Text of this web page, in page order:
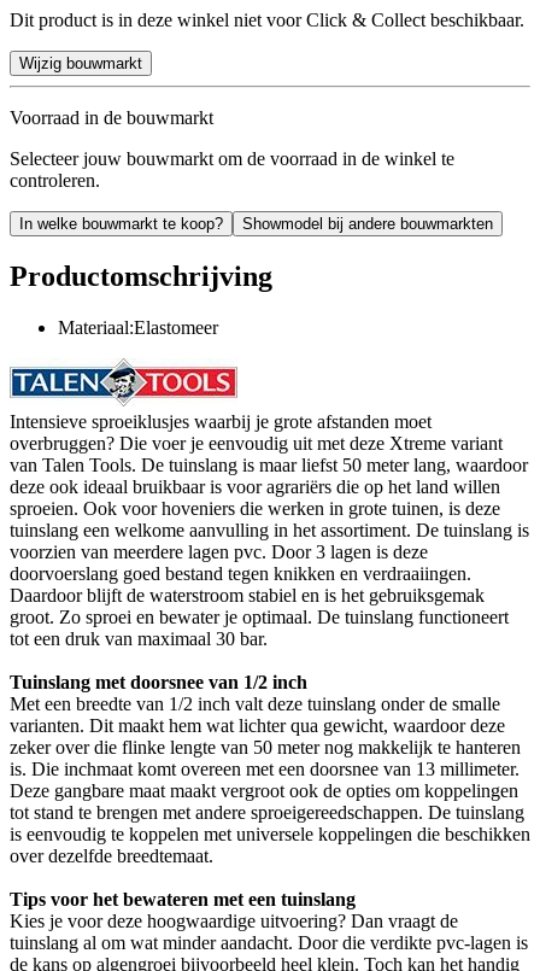
Dit product is in deze winkel niet voor Click & Collect beschikbaar.
Wijzig bouwmarkt
Voorraad in de bouwmarkt
Selecteer jouw bouwmarkt om de voorraad in de winkel te
controleren.
In welke bouwmarkt te koop? Showmodel bij andere bouwmarkten
Productomschrijving
Materiaal:Elastomeer
Intensieve sproeiklusjes waarbij je grote afstanden moet
overbruggen? Die voer je eenvoudig uit met deze Xtreme variant
van Talen Tools. De tuinslang is maar liefst 50 meter lang, waardoor
deze ook ideaal bruikbaar is voor agrariërs die op het land willen
sproeien. Ook voor hoveniers die werken in grote tuinen, is deze
tuinslang een welkome aanvulling in het assortiment. De tuinslang is
voorzien van meerdere lagen pvc. Door 3 lagen is deze
doorvoerslang goed bestand tegen knikken en verdraaiingen.
Daardoor blijft de waterstroom stabiel en is het gebruiksgemak
groot. Zo sproei en bewater je optimaal. De tuinslang functioneert
tot een druk van maximaal 30 bar.
Tuinslang met doorsnee van 1/2 inch
Met een breedte van 1/2 inch valt deze tuinslang onder de smalle
varianten. Dit maakt hem wat lichter qua gewicht, waardoor deze
zeker over die flinke lengte van 50 meter nog makkelijk te hanteren
is. Die inchmaat komt overeen met een doorsnee van 13 millimeter.
Deze gangbare maat maakt vergroot ook de opties om koppelingen
tot stand te brengen met andere sproeigereedschappen. De tuinslang
is eenvoudig te koppelen met universele koppelingen die beschikken
over dezelfde breedtemaat.
Tips voor het bewateren met een tuinslang
Kies je voor deze hoogwaardige uitvoering? Dan vraagt de
tuinslang al om wat minder aandacht. Door die verdikte pvc-lagen is
de kans op algengroei bijvoorbeeld heel klein. Toch kan het handig